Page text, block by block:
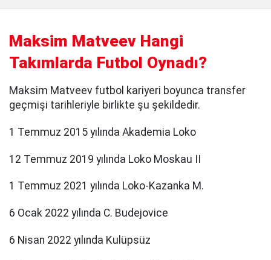
Maksim Matveev Hangi
Takımlarda Futbol Oynadı?
Maksim Matveev futbol kariyeri boyunca transfer
geçmişi tarihleriyle birlikte şu şekildedir.
1 Temmuz 2015 yılında Akademia Loko
12 Temmuz 2019 yılında Loko Moskau II
1 Temmuz 2021 yılında Loko-Kazanka M.
6 Ocak 2022 yılında C. Budejovice
6 Nisan 2022 yılında Kulüpsüz